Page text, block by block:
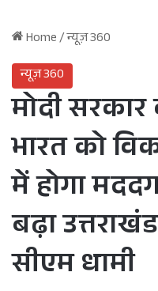
Home/न्यूज़ 360
न्यूज़ 360
मोदी
भारत को
में होगा
बढ़ा
सीएम धामी